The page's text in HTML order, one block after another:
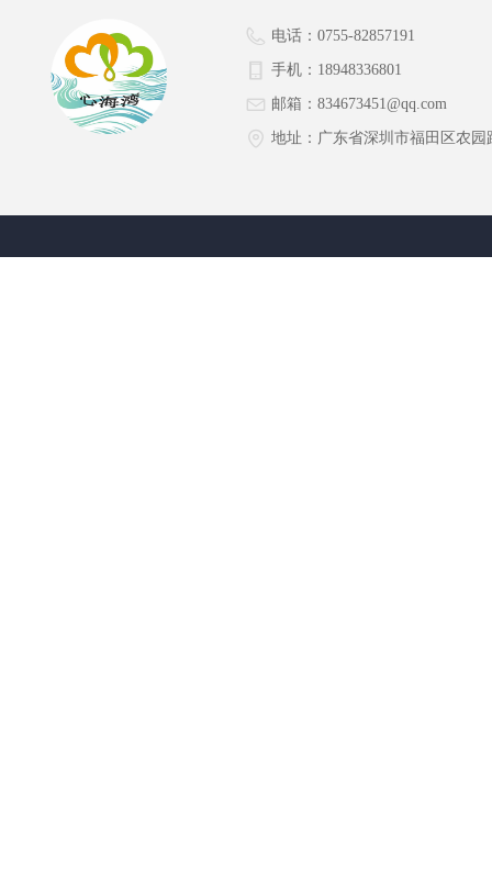
电话： 0755-82857191
手机： 18948336801
邮箱： 834673451@qq.com
地址： 广东省深圳市福田区农园